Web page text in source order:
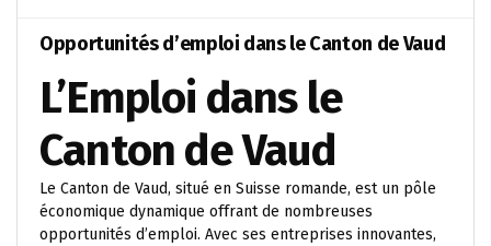
Opportunités d’emploi dans le Canton de Vaud
L’Emploi dans le
Canton de Vaud
Le Canton de Vaud, situé en Suisse romande, est un pôle
économique dynamique offrant de nombreuses
opportunités d’emploi. Avec ses entreprises innovantes,